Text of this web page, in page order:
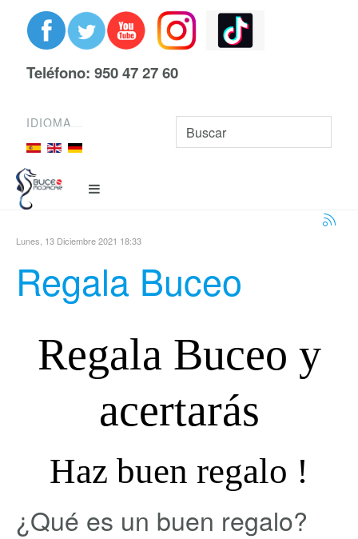
Teléfono: 950 47 27 60
IDIOMA
Lunes, 13 Diciembre 2021 18:33
Regala Buceo
Regala Buceo y
acertarás
Haz buen regalo !
¿Qué es un buen regalo?